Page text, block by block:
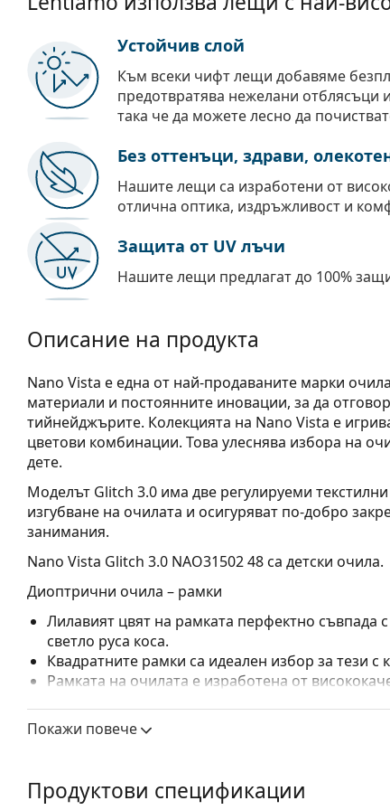
Устойчив слой
Към всеки чифт лещи добавяме
предотвратява нежелани отблясъци
така че да можете лесно да
Без оттенъци, здрави,
Нашите лещи са изработени от
отлична оптика, издръжливост и
Защита от UV лъчи
Нашите лещи предлагат до 100%
Описание на продукта
Nano Vista е една от най-продаваните марки
материали и постоянните иновации, за да
тийнейджърите. Колекцията на Nano Vista е
цветови комбинации. Това улеснява избора на
дете.
Моделът Glitch 3.0 има две регулируеми
изгубване на очилата и осигуряват по-добро
занимания.
Nano Vista Glitch 3.0 NAO31502 48са детски очила.
Диоптрични очила – рамки
Лилавият цвят на рамката перфектно съвпада
светло руса коса.
Квадратните рамки са идеален избор за тези
Рамката на очилата е изработена от
обгръща стъклата на очилата напълно. Те ще
рамката напълно обгръща лещата и така
за всички лещи, включително тези с по-висока
Покажи повече
Продуктови спецификации